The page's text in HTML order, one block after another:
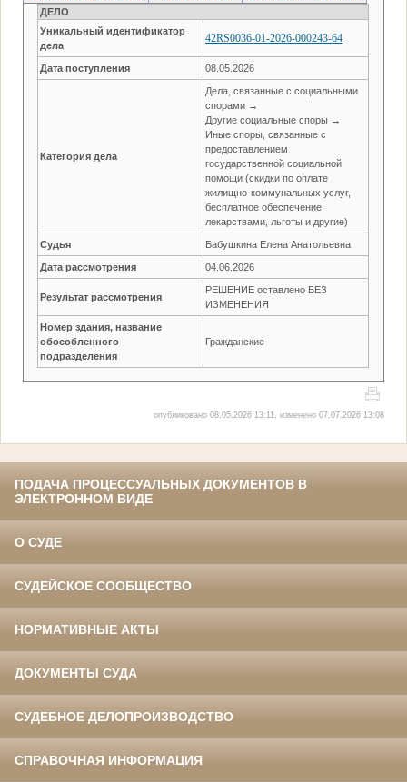
ДЕЛО
Уникальный идентификатор
дела
42RS0036-01-2026-000243-64
Дата поступления 08.05.2026
Категория дела
Дела, связанные с социальными
спорами →
Другие социальные споры →
Иные споры, связанные с
предоставлением
государственной социальной
помощи (скидки по оплате
жилищно-коммунальных услуг,
бесплатное обеспечение
лекарствами, льготы и другие)
Судья Бабушкина Елена Анатольевна
Дата рассмотрения 04.06.2026
Результат рассмотрения
РЕШЕНИЕ оставлено БЕЗ
ИЗМЕНЕНИЯ
Номер здания, название
обособленного
подразделения
Гражданские
опубликовано 08.05.2026 13:11, изменено 07.07.2026 13:08
ПОДАЧА ПРОЦЕССУАЛЬНЫХ ДОКУМЕНТОВ В
ЭЛЕКТРОННОМ ВИДЕ
О СУДЕ
СУДЕЙСКОЕ СООБЩЕСТВО
НОРМАТИВНЫЕ АКТЫ
ДОКУМЕНТЫ СУДА
СУДЕБНОЕ ДЕЛОПРОИЗВОДСТВО
СПРАВОЧНАЯ ИНФОРМАЦИЯ